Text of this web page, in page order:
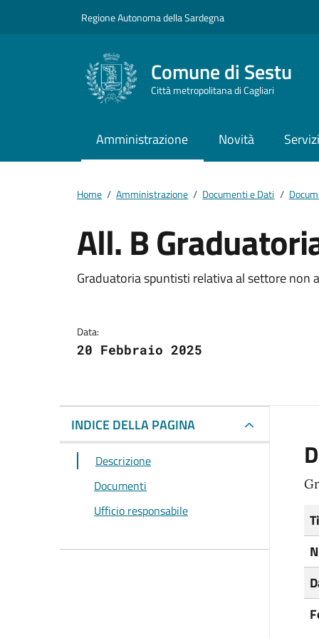
Regione Autonoma della Sardegna
Comune di Sestu
Città metropolitana di Cagliari
Amministrazione Novità Servizi
Home / Amministrazione / Documenti e Dati /
All. B
Dettagli del
Graduatoria spuntisti relativa al settore non
Data:
20 Febbraio 2025
INDICE DELLA PAGINA
Descrizione
Documenti
Ufficio responsabile